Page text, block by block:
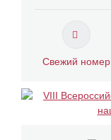
Свежий номер